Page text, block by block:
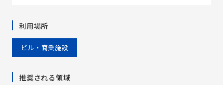
利用場所
ビル・商業施設
推奨される領域